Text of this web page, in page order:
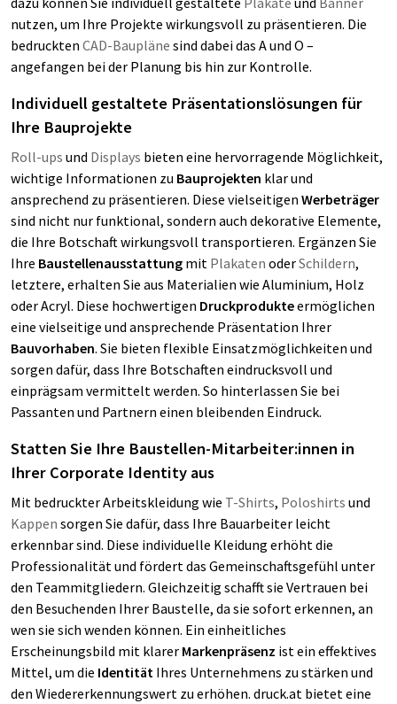
nutzen, um Ihre Projekte wirkungsvoll zu präsentieren. Die
bedruckten CAD-Baupläne sind dabei das A und O –
angefangen bei der Planung bis hin zur Kontrolle.
Individuell gestaltete Präsentationslösungen für
Ihre Bauprojekte
Roll-ups und Displays bieten eine hervorragende Möglichkeit,
wichtige Informationen zu Bauprojekten klar und
ansprechend zu präsentieren. Diese vielseitigen Werbeträger
sind nicht nur funktional, sondern auch dekorative Elemente,
die Ihre Botschaft wirkungsvoll transportieren. Ergänzen Sie
Ihre Baustellenausstattung mit Plakaten oderSchildern,
letztere, erhalten Sie aus Materialien wie Aluminium, Holz
oder Acryl. Diese hochwertigen Druckprodukteermöglichen
eine vielseitige und ansprechende Präsentation Ihrer
Bauvorhaben. Sie bieten flexible Einsatzmöglichkeiten und
sorgen dafür, dass Ihre Botschaften eindrucksvoll und
einprägsam vermittelt werden. So hinterlassen Sie bei
Passanten und Partnern einen bleibenden Eindruck.
Statten Sie Ihre Baustellen-Mitarbeiter:innen in
Ihrer Corporate Identity aus
Mit bedruckter Arbeitskleidung wie T-Shirts, Poloshirts und
Kappen sorgen Sie dafür, dass Ihre Bauarbeiter leicht
erkennbar sind. Diese individuelle Kleidung erhöht die
Professionalität und fördert das Gemeinschaftsgefühl unter
den Teammitgliedern. Gleichzeitig schafft sie Vertrauen bei
den Besuchenden Ihrer Baustelle, da sie sofort erkennen, an
wen sie sich wenden können. Ein einheitliches
Erscheinungsbild mit klarer Markenpräsenz ist ein effektives
Mittel, um die Identität Ihres Unternehmens zu stärken und
den Wiedererkennungswert zu erhöhen. druck.at bietet eine